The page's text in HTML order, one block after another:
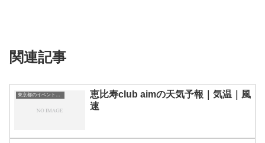
関連記事
東京都のイベント会場一覧
恵比寿club aimの天気予報｜気温｜風
速